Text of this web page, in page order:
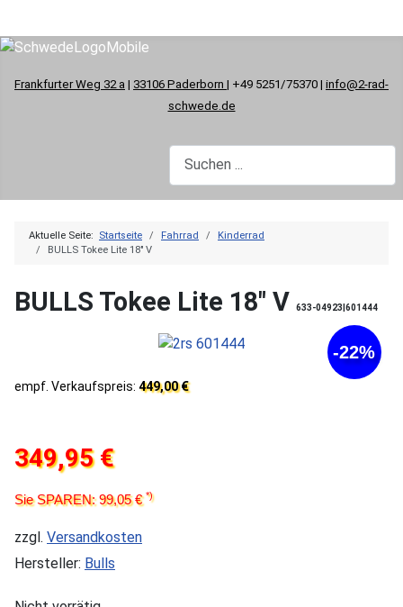
Frankfurter Weg 32 a | 33106 Paderborn | +49 5251/75370 | info@2-rad-
schwede.de
Aktuelle Seite: Startseite Fahrrad
Kinderrad
BULLS Tokee Lite 18" V
BULLS Tokee Lite 18" V 633-04923|601444
-22%
empf. Verkaufspreis: 449,00 €
349,95 €
Sie SPAREN: 99,05 €*)
zzgl. Versandkosten
Hersteller: Bulls